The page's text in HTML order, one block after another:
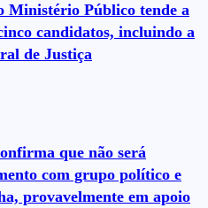
Ministério Público tende a
candidatos, incluindo a
de Justiça
que não será
com grupo político e
provavelmente em apoio